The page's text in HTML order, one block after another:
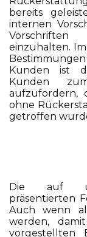
bereits
internen
einzuhalten.
Kunden ist
Kunden
aufzufordern,
ohne
getroffen
Die auf
präsentierten
Auch wenn
werden,
vorgestellten